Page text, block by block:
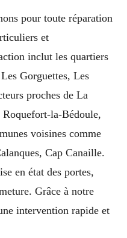
pour toute réparation
et
inclut les quartiers
Gorguettes, Les
proches de La
la-Bédoule,
voisines comme
Cap Canaille.
en état des portes,
Grâce à notre
intervention rapide et